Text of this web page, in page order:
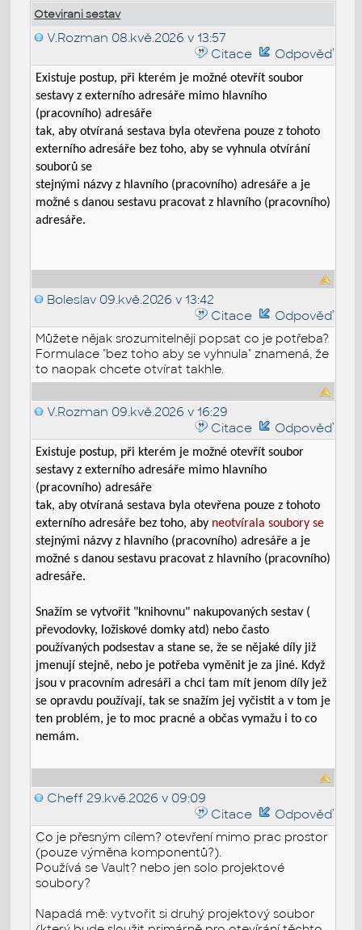
Otevirani sestav
V.Rozman 08.kvě.2026 v 13:57
Citace
Odpověď
Existuje postup, při kterém je možné otevřít soubor
sestavy z externího adresáře mimo hlavního
(pracovního) adresáře
tak, aby otvíraná sestava byla otevřena pouze z tohoto
externího adresáře bez toho, aby se vyhnula otvírání
souborů se
stejnými názvy z hlavního (pracovního) adresáře a je
možné s danou sestavu pracovat z hlavního (pracovního)
adresáře.
Boleslav 09.kvě.2026 v 13:42
Citace
Odpověď
Můžete nějak srozumitelněji popsat co je potřeba?
Formulace "bez toho aby se vyhnula" znamená, že
to naopak chcete otvírat takhle.
V.Rozman 09.kvě.2026 v 16:29
Citace
Odpověď
Existuje postup, při kterém je možné otevřít soubor
sestavy z externího adresáře mimo hlavního
(pracovního) adresáře
tak, aby otvíraná sestava byla otevřena pouze z tohoto
externího adresáře bez toho, aby neotvírala soubory se
stejnými názvy z hlavního (pracovního) adresáře a je
možné s danou sestavu pracovat z hlavního (pracovního)
adresáře.
Snažím se vytvořit "knihovnu" nakupovaných sestav (
převodovky, ložiskové domky atd) nebo často
používaných podsestav a stane se, že se nějaké díly již
jmenují stejně, nebo je potřeba vyměnit je za jiné. Když
jsou v pracovním adresáři a chci tam mít jenom díly jež
se opravdu používají, tak se snažím jej vyčistit a v tom je
ten problém, je to moc pracné a občas vymažu i to co
nemám.
Cheff 29.kvě.2026 v 09:09
Citace
Odpověď
Co je přesným cílem? otevření mimo prac prostor
(pouze výměna komponentů?).
Používá se Vault? nebo jen solo projektové
soubory?
Napadá mě: vytvořit si druhý projektový soubor